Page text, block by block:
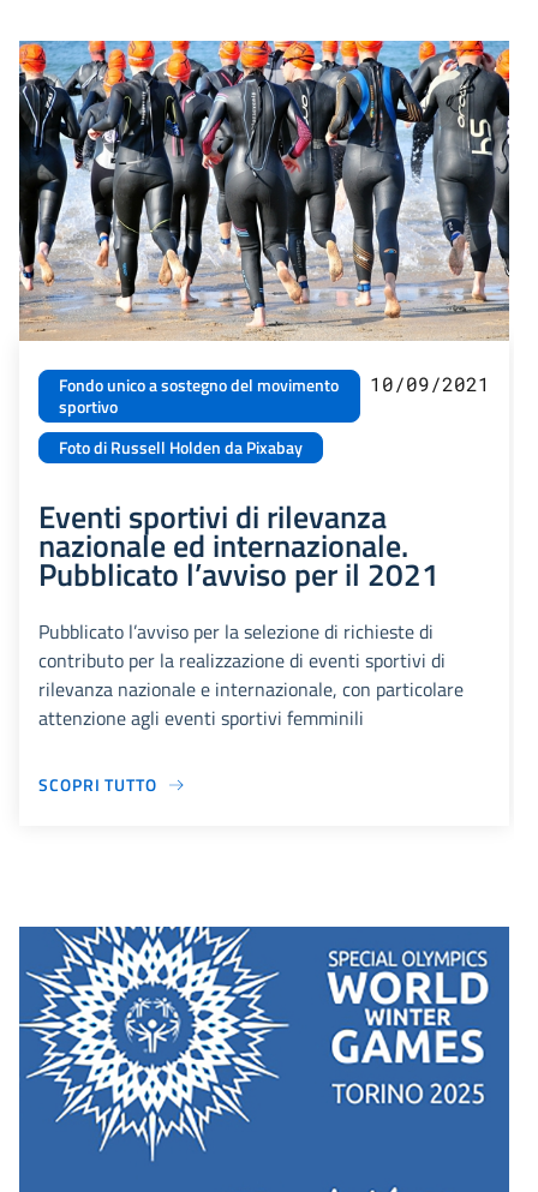
Fondo unico a sostegno del movimento
sportivo
Foto di Russell Holden da Pixabay
10/09/2021
Eventi sportivi di rilevanza
nazionale ed internazionale.
Pubblicato l’avviso per il 2021
Pubblicato l’avviso per la selezione di richieste di
contributo per la realizzazione di eventi sportivi di
rilevanza nazionale e internazionale, con particolare
attenzione agli eventi sportivi femminili
SCOPRI TUTTO